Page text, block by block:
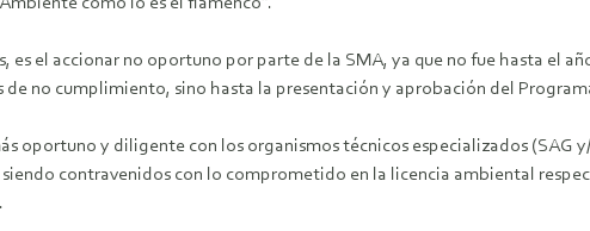
el accionar no oportuno por parte de la SMA, ya que no fue hasta el
no cumplimiento, sino hasta la presentación y aprobación del
oportuno y diligente con los organismos técnicos especializados (SAG
contravenidos con lo comprometido en la licencia ambiental